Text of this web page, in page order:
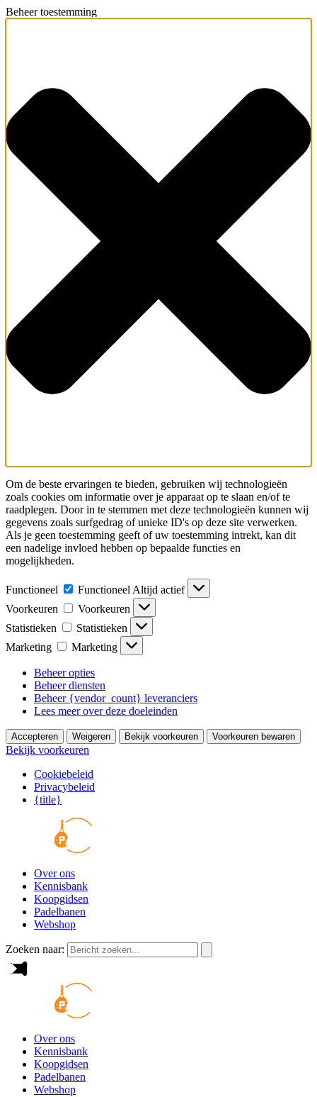
Beheer toestemming
Om de beste ervaringen te bieden, gebruiken wij technologieën
zoals cookies om informatie over je apparaat op te slaan en/of te
raadplegen. Door in te stemmen met deze technologieën kunnen wij
gegevens zoals surfgedrag of unieke ID's op deze site verwerken.
Als je geen toestemming geeft of uw toestemming intrekt, kan dit
een nadelige invloed hebben op bepaalde functies en
mogelijkheden.
Functioneel Functioneel Altijd actief
Voorkeuren
Voorkeuren
Statistieken
Statistieken
Marketing
Marketing
Beheer opties
Beheer diensten
Beheer {vendor_count} leveranciers
Lees meer over deze doeleinden
Accepteren Weigeren Bekijk voorkeuren Voorkeuren bewaren
Bekijk voorkeuren
Cookiebeleid
Privacybeleid
{title}
Over ons
Kennisbank
Koopgidsen
Padelbanen
Webshop
Zoeken naar:
Over ons
Kennisbank
Koopgidsen
Padelbanen
Webshop